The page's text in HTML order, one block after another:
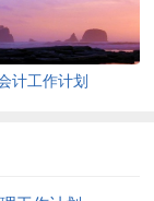
计工作计划